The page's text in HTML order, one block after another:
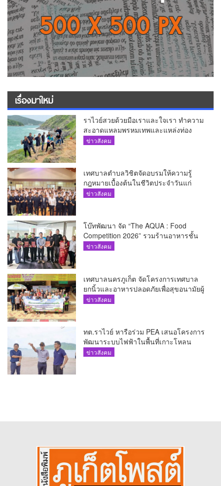
เรื่องมาใหม่
ราไวย์สวยด้วยมือเราและใจเรา ทำความ
สะอาดแหลมพรหมเทพและแหล่งท่อง
เที่ยว
ข่าวสังคม
เทศบาลตำบลวิชิตจัดอบรมให้ความรู้
กฎหมายเบื้องต้นในชีวิตประจำวันแก่
เยาวชน
ข่าวสังคม
โบ๊ทพัฒนา จัด “The AQUA : Food
Competition 2026” รวมร้านอาหารชั้น
นำของ The Shopps at The AQUA ชู
ข่าวสังคม
เทศบาลนครภูเก็ต จัดโครงการเทศบาล
ยกนิ้วและอาหารปลอดภัยเพื่อสุขอนามัยผู้
บริโภค
ข่าวสังคม
ทต.ราไวย์ หารือร่วม PEA เสนอโครงการ
พัฒนาระบบไฟฟ้าในพื้นที่เกาะโหลน
ข่าวสังคม